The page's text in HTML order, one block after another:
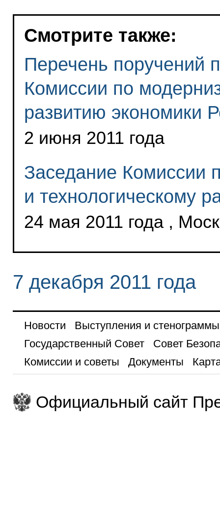
Смотрите также:
Перечень поручений
Комиссии по
развитию экономики
2 июня 2011 года
Заседание Комиссии
и технологическому
24 мая 2011 года ,
7 декабря 2011 года
Новости
Выступления и стенограммы
Государственный Совет
Совет
Комиссии и советы
Документы
Официальный сайт